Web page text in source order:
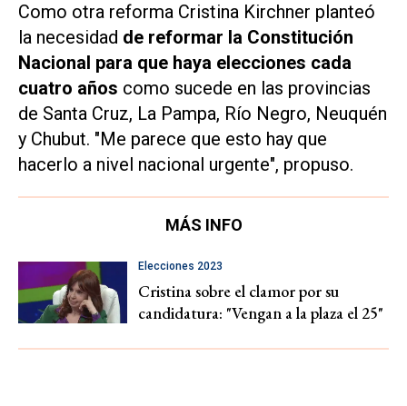
Como otra reforma Cristina Kirchner planteó
la necesidad de reformar la Constitución
Nacional para que haya elecciones cada
cuatro años como sucede en las provincias
de Santa Cruz, La Pampa, Río Negro, Neuquén
y Chubut. "Me parece que esto hay que
hacerlo a nivel nacional urgente", propuso.
MÁS INFO
Elecciones 2023
Cristina sobre el clamor por su
candidatura: "Vengan a la plaza el 25"